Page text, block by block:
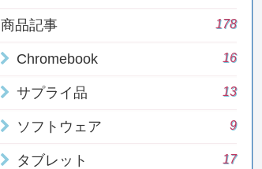
商品記事 178
Chromebook 16
サプライ品 13
ソフトウェア 9
タブレット 17